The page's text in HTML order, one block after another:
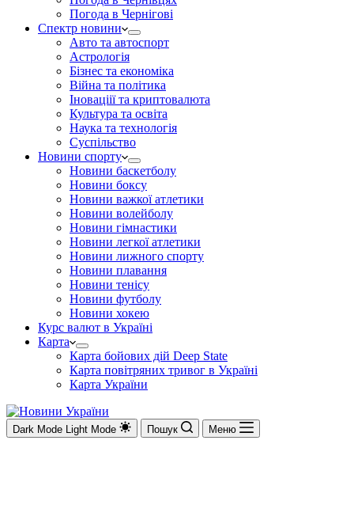
Погода в Чернігові
Спектр новини
Авто та автоспорт
Астрологія
Бізнес та економіка
Війна та політика
Іноваціії та криптовалюта
Культура та освіта
Наука та технологія
Суспільство
Новини спорту
Новини баскетболу
Новини боксу
Новини важкої атлетики
Новини волейболу
Новини гімнастики
Новини легкої атлетики
Новини лижного спорту
Новини плавання
Новини тенісу
Новини футболу
Новини хокею
Курс валют в Україні
Карта
Карта бойових дій Deep State
Карта повітряних тривог в Україні
Карта України
Dark Mode Light Mode Пошук Меню